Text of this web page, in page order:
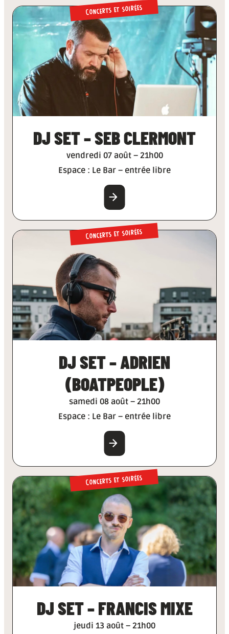
Concerts et soirées
DJ SET – SEB CLERMONT
vendredi 07 août – 21h00
Espace : Le Bar – entrée libre
EN SAVOIR PLUS
Concerts et soirées
DJ SET – ADRIEN
(BOATPEOPLE)
samedi 08 août – 21h00
Espace : Le Bar – entrée libre
EN SAVOIR PLUS
Concerts et soirées
DJ SET – FRANCIS MIXE
jeudi 13 août – 21h00